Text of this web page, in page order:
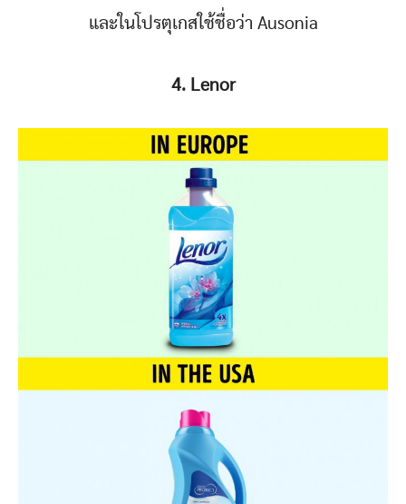
และในโปรตุเกสใช้ชื่อว่า Ausonia
4. Lenor